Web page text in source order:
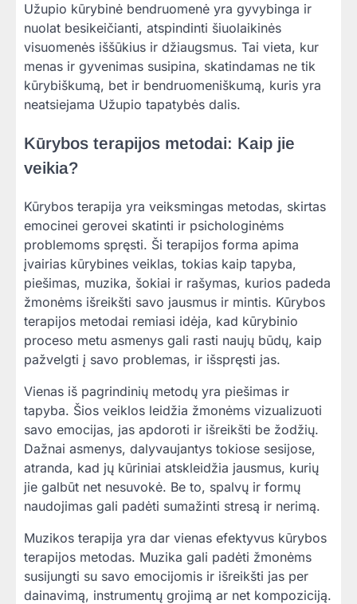
Užupio kūrybinė bendruomenė yra gyvybinga ir
nuolat besikeičianti, atspindinti šiuolaikinės
visuomenės iššūkius ir džiaugsmus. Tai vieta, kur
menas ir gyvenimas susipina, skatindamas ne tik
kūrybiškumą, bet ir bendruomeniškumą, kuris yra
neatsiejama Užupio tapatybės dalis.
Kūrybos terapijos metodai: Kaip jie
veikia?
Kūrybos terapija yra veiksmingas metodas, skirtas
emocinei gerovei skatinti ir psichologinėms
problemoms spręsti. Ši terapijos forma apima
įvairias kūrybines veiklas, tokias kaip tapyba,
piešimas, muzika, šokiai ir rašymas, kurios padeda
žmonėms išreikšti savo jausmus ir mintis. Kūrybos
terapijos metodai remiasi idėja, kad kūrybinio
proceso metu asmenys gali rasti naujų būdų, kaip
pažvelgti į savo problemas, ir išspręsti jas.
Vienas iš pagrindinių metodų yra piešimas ir
tapyba. Šios veiklos leidžia žmonėms vizualizuoti
savo emocijas, jas apdoroti ir išreikšti be žodžių.
Dažnai asmenys, dalyvaujantys tokiose sesijose,
atranda, kad jų kūriniai atskleidžia jausmus, kurių
jie galbūt net nesuvokė. Be to, spalvų ir formų
naudojimas gali padėti sumažinti stresą ir nerimą.
Muzikos terapija yra dar vienas efektyvus kūrybos
terapijos metodas. Muzika gali padėti žmonėms
susijungti su savo emocijomis ir išreikšti jas per
dainavimą, instrumentų grojimą ar net kompoziciją.